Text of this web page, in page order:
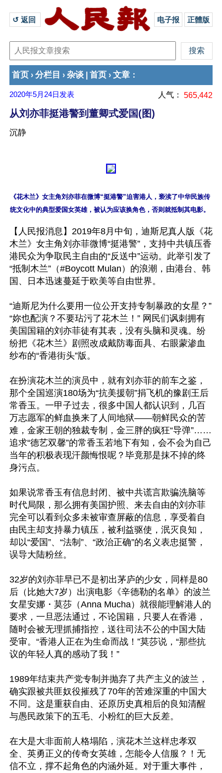
↺ 返回 电子报 正體版
首页 › 分栏目 › 杂谈 首页 › 文章 ：
2020年5月24日 发表 人气： 565,442
从刘亦菲挺港警到董卿式爱国(图)
沉静
《花木兰》女主角刘亦菲在微博“挺港警”迫害港人，亵渎了中华民族传
统文化中的典型爱国女英雄，被认为应该换角色，否则就抵制其电影。
【人民报消息】2019年8月中旬，迪斯尼真人版《花
木兰》女主角刘亦菲微博“挺港警”，支持中共镇压香
港民众为争取民主自由的“反送中”运动。此举引发了
“抵制木兰”（#Boycott Mulan）的浪潮，由港台、韩
国、日本迅速蔓延于欧美等自由世界。
“迪斯尼为什么要用一位公开支持专制暴政的女星？”
“妳也配演？不要玷污了花木兰！” 网民们讽刺拥有
美国国籍的刘亦菲徒有其表，没有头脑和灵魂。纷
纷把《花木兰》剧照改成戴防毒面具、右眼蒙渗血
纱布的“香港街头”版。
在扮演花木兰的演员中，就有刘亦菲的前车之鉴，
那个全国巡演180场为“抗美援朝”捐飞机的豫剧王后
常香玉。一甲子过去，很多中国人都认识到，几百
万志愿军的鲜血换来了人间地狱——朝鲜民众的苦
难，金家王朝的独裁专制，金三胖的疯狂“导弹”……
追求“德艺双馨”的常香玉若地下有知，会不会为自己
当年的积极表现汗颜悔恨呢？毕竟那是抹不掉的终
身污点。
如果说常香玉有信息封闭、被中共谎言欺骗洗脑等
时代局限，那么拥有美国护照、来去自由的刘亦菲
完全可以看到众多未被审查屏蔽的信息，享受着自
由民主却支持暴力镇压，被利益驱使，泯灭良知，
却以“爱国”、“法制”、“政治正确”的名义表忠挺警，
误导大陆粉丝。
32岁的刘亦菲早已不是初出茅庐的少女，同样是80
后（比她大7岁）出演电影《辛德勒的名单》的波兰
女星安娜・莫莎（Anna Mucha）就很能理解港人的
要求，一旦恶法通过，不论国籍，只要人在香港，
随时会被无理抓捕指控，送往司法不公的中国大陆
受审。“香港人正在为生命而战！”莫莎说，“那些抗
议的年轻人真的感动了我！”
1989年结束共产党专制并抛弃了共产主义的波兰，
确实跟被共匪奴役摧残了70年的苦难深重的中国大
不同。这是重获自由、还原历史真相后的良知清醒
与愚民政策下的五毛、小粉红的巨大反差。
在大是大非面前人格塌陷，演花木兰这样忠孝双
全、英勇正义的传奇女英雄，怎能令人信服？！无
信不立，撑不起角色的内涵外延。对于重大事件，